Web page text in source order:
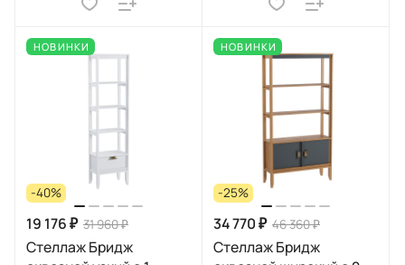
НОВИНКИ
-40%
19 176 ₽ 31 960 ₽
Стеллаж Бридж
НОВИНКИ
-25%
34 770 ₽ 46 360 ₽
Стеллаж Бридж